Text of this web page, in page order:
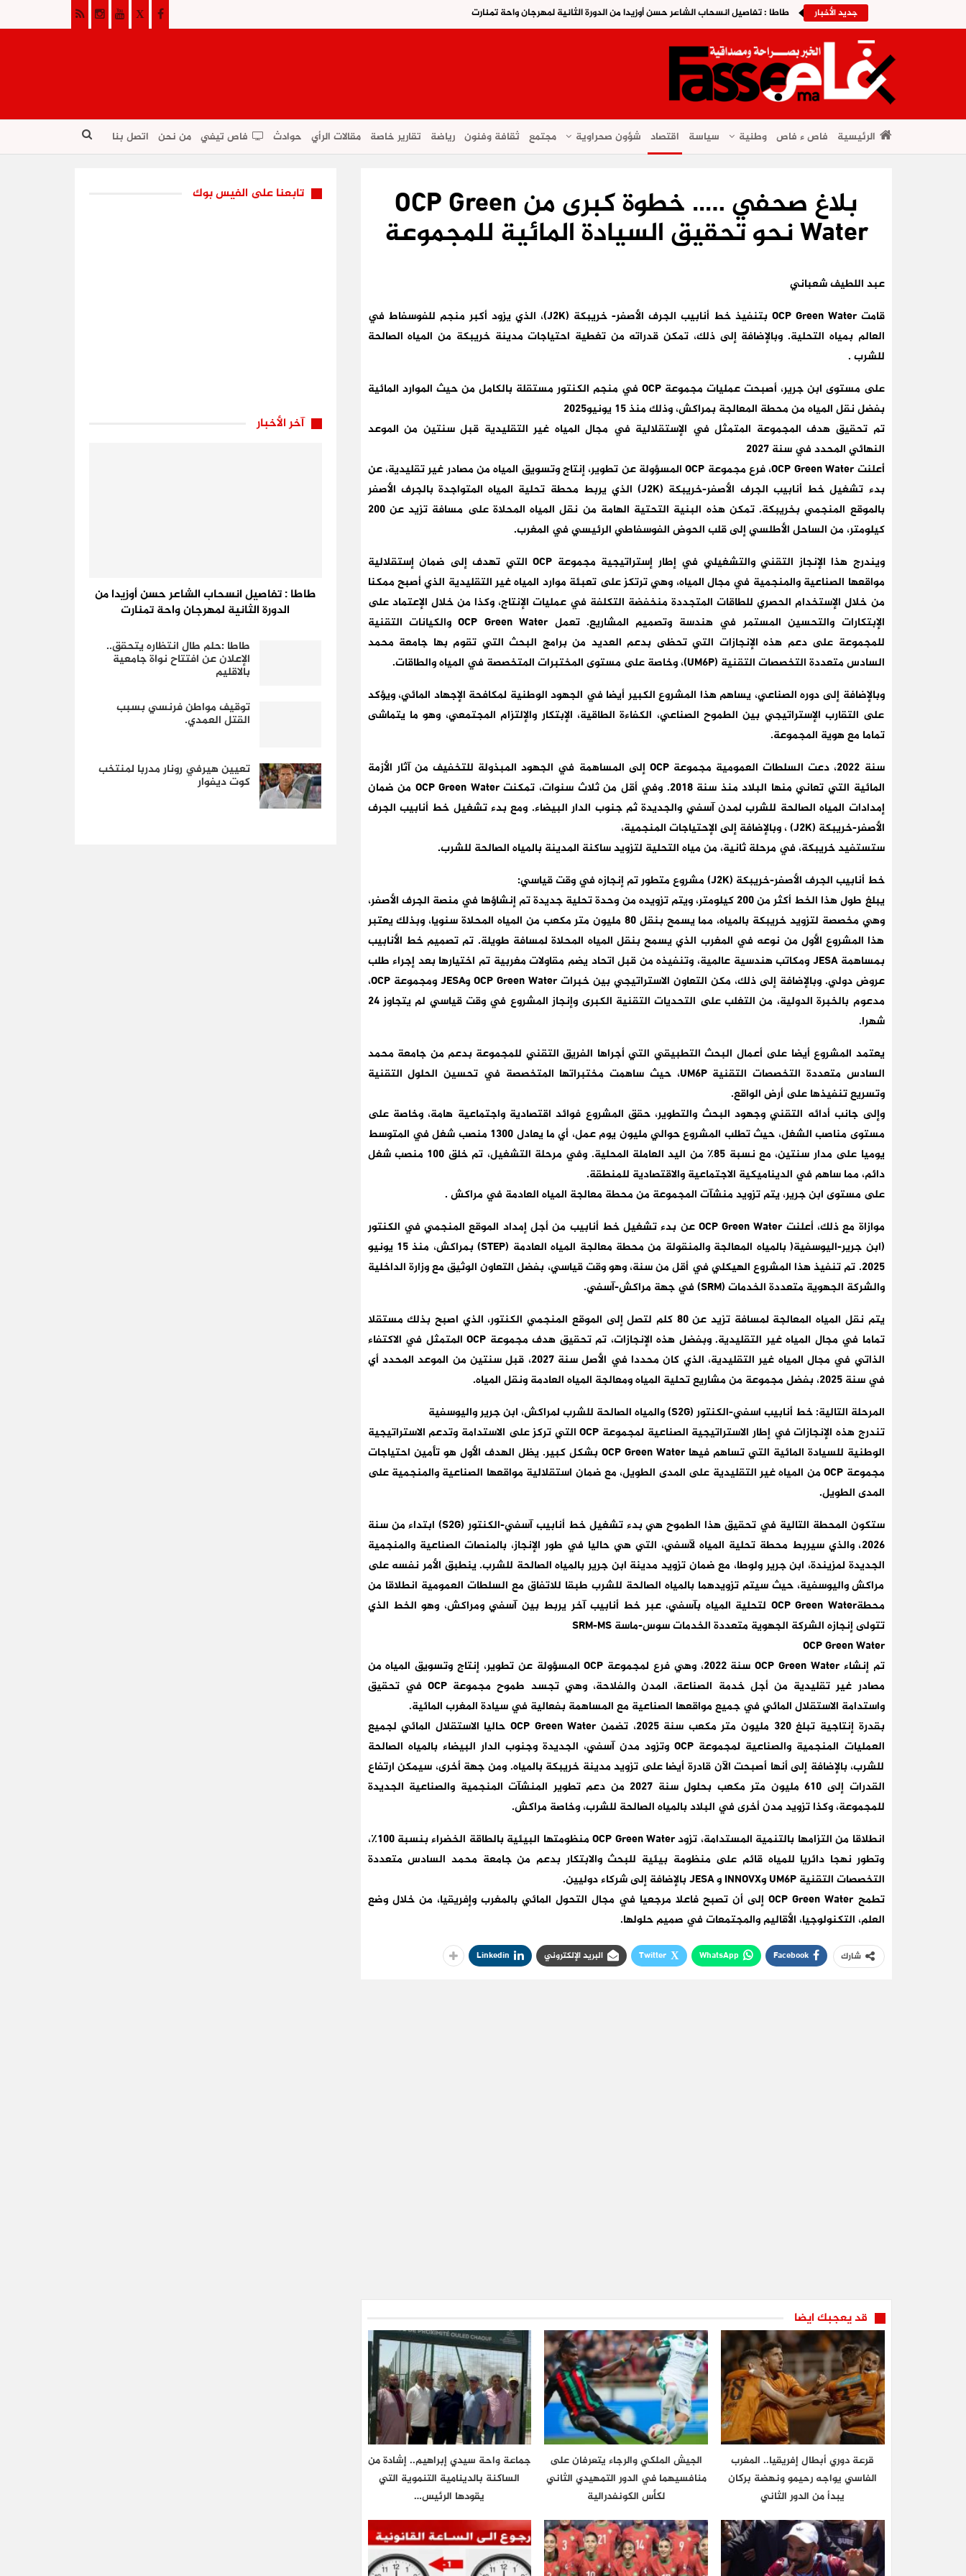
جديد الأخبار طاطا : تفاصيل انسحاب الشاعر حسن أوزيدا من الدورة الثانية لمهرجان واحة تمنارت
الرئيسية فاص ء فاص وطنية سياسة اقتصاد شؤون صحراوية مجتمع ثقافة وفنون رياضة تقارير خاصة مقالات الرأي حوادث فاص تيفي من نحن اتصل بنا
بلاغ صحفي ….. خطوة كبرى من OCP Green
Water نحو تحقيق السيادة المائية للمجموعة
عبد اللطيف شعباني
قامت OCP Green Water بتنفيذ خط أنابيب الجرف الأصفر- خريبكة (J2K)، الذي يزود أكبر منجم للفوسفاط في
العالم بمياه التحلية. وبالإضافة إلى ذلك، تمكن قدراته من تغطية احتياجات مدينة خريبكة من المياه الصالحة
للشرب .
على مستوى ابن جرير، أصبحت عمليات مجموعة OCP في منجم الكنتور مستقلة بالكامل من حيث الموارد المائية
بفضل نقل المياه من محطة المعالجة بمراكش، وذلك منذ 15 يونيو2025
تم تحقيق هدف المجموعة المتمثل في الإستقلالية في مجال المياه غير التقليدية قبل سنتين من الموعد
النهائي المحدد في سنة 2027
أعلنت OCP Green Water، فرع مجموعة OCP المسؤولة عن تطوير، إنتاج وتسويق المياه من مصادر غير تقليدية، عن
بدء تشغيل خط أنابيب الجرف الأصفر-خريبكة (J2K) الذي يربط محطة تحلية المياه المتواجدة بالجرف الأصفر
بالموقع المنجمي بخريبكة. تمكن هذه البنية التحتية الهامة من نقل المياه المحلاة على مسافة تزيد عن 200
كيلومتر، من الساحل الأطلسي إلى قلب الحوض الفوسفاطي الرئيسي في المغرب.
ويندرج هذا الإنجاز التقني والتشغيلي في إطار إستراتيجية مجموعة OCP التي تهدف إلى ضمان إستقلالية
مواقعها الصناعية والمنجمية في مجال المياه، وهي ترتكز على تعبئة موارد المياه غير التقليدية الذي أصبح ممكنا
من خلال الإستخدام الحصري للطاقات المتجددة منخفضة التكلفة في عمليات الإنتاج، وكذا من خلال الإعتماد على
الإبتكارات والتحسين المستمر في هندسة وتصميم المشاريع. تعمل OCP Green Water والكيانات التقنية
للمجموعة على دعم هذه الإنجازات التي تحظى بدعم العديد من برامج البحث التي تقوم بها جامعة محمد
السادس متعددة التخصصات التقنية (UM6P)، وخاصة على مستوى المختبرات المتخصصة في المياه والطاقات.
وبالإضافة إلى دوره الصناعي، يساهم هذا المشروع الكبير أيضا في الجهود الوطنية لمكافحة الإجهاد المائي، ويؤكد
على التقارب الإستراتيجي بين الطموح الصناعي، الكفاءة الطاقية، الإبتكار والإلتزام المجتمعي، وهو ما يتماشى
تماما مع هوية المجموعة.
سنة 2022، دعت السلطات العمومية مجموعة OCP إلى المساهمة في الجهود المبذولة للتخفيف من آثار الأزمة
المائية التي تعاني منها البلاد منذ سنة 2018. وفي أقل من ثلاث سنوات، تمكنت OCP Green Water من ضمان
إمدادات المياه الصالحة للشرب لمدن آسفي والجديدة ثم جنوب الدار البيضاء. ومع بدء تشغيل خط أنابيب الجرف
الأصفر-خريبكة (J2K) ، وبالإضافة إلى الإحتياجات المنجمية،
ستستفيد خريبكة، في مرحلة ثانية، من مياه التحلية لتزويد ساكنة المدينة بالمياه الصالحة للشرب.
خط أنابيب الجرف الأصفر-خريبكة (J2K) مشروع متطور تم إنجازه في وقت قياسي:
يبلغ طول هذا الخط أكثر من 200 كيلومتر، ويتم تزويده من وحدة تحلية جديدة تم إنشاؤها في منصة الجرف الأصفر،
وهي مخصصة لتزويد خريبكة بالمياه، مما يسمح بنقل 80 مليون متر مكعب من المياه المحلاة سنويا، وبذلك يعتبر
هذا المشروع الأول من نوعه في المغرب الذي يسمح بنقل المياه المحلاة لمسافة طويلة. تم تصميم خط الأنابيب
بمساهمة JESA ومكاتب هندسية عالمية، وتنفيذه من قبل اتحاد يضم مقاولات مغربية تم اختيارها بعد إجراء طلب
عروض دولي. وبالإضافة إلى ذلك، مكن التعاون الاستراتيجي بين خبرات OCP Green Water وJESA ومجموعة OCP،
مدعوم بالخبرة الدولية، من التغلب على التحديات التقنية الكبرى وإنجاز المشروع في وقت قياسي لم يتجاوز 24
شهرا.
يعتمد المشروع أيضا على أعمال البحث التطبيقي التي أجراها الفريق التقني للمجموعة بدعم من جامعة محمد
السادس متعددة التخصصات التقنية UM6P، حيث ساهمت مختبراتها المتخصصة في تحسين الحلول التقنية
وتسريع تنفيذها على أرض الواقع.
وإلى جانب أدائه التقني وجهود البحث والتطوير، حقق المشروع فوائد اقتصادية واجتماعية هامة، وخاصة على
مستوى مناصب الشغل، حيث تطلب المشروع حوالي مليون يوم عمل، أي ما يعادل 1300 منصب شغل في المتوسط
يوميا على مدار سنتين، مع نسبة 85٪ من اليد العاملة المحلية. وفي مرحلة التشغيل، تم خلق 100 منصب شغل
دائم، مما ساهم في الديناميكية الاجتماعية والاقتصادية للمنطقة.
على مستوى ابن جرير، يتم تزويد منشآت المجموعة من محطة معالجة المياه العادمة في مراكش .
موازاة مع ذلك، أعلنت OCP Green Water عن بدء تشغيل خط أنابيب من أجل إمداد الموقع المنجمي في الكنتور
(ابن جرير-اليوسفية( بالمياه المعالجة والمنقولة من محطة معالجة المياه العادمة (STEP) بمراكش، منذ 15 يونيو
2025. تم تنفيذ هذا المشروع الهيكلي في أقل من سنة، وهو وقت قياسي، بفضل التعاون الوثيق مع وزارة الداخلية
والشركة الجهوية متعددة الخدمات (SRM) في جهة مراكش-آسفي.
يتم نقل المياه المعالجة لمسافة تزيد عن 80 كلم لتصل إلى الموقع المنجمي الكنتور، الذي اصبح بذلك مستقلا
تماما في مجال المياه غير التقليدية. وبفضل هذه الإنجازات، تم تحقيق هدف مجموعة OCP المتمثل في الاكتفاء
الذاتي في مجال المياه غير التقليدية، الذي كان محددا في الأصل سنة 2027، قبل سنتين من الموعد المحدد أي
في سنة 2025، بفضل مجموعة من مشاريع تحلية المياه ومعالجة المياه العادمة ونقل المياه.
المرحلة التالية: خط أنابيب اسفي-الكنتور (S2G) والمياه الصالحة للشرب لمراكش، ابن جرير واليوسفية
تندرج هذه الإنجازات في إطار الاستراتيجية الصناعية لمجموعة OCP التي تركز على الاستدامة وتدعم الاستراتيجية
الوطنية للسيادة المائية التي تساهم فيها OCP Green Water بشكل كبير. يظل الهدف الأول هو تأمين احتياجات
مجموعة OCP من المياه غير التقليدية على المدى الطويل، مع ضمان استقلالية مواقعها الصناعية والمنجمية على
المدى الطويل.
ستكون المحطة التالية في تحقيق هذا الطموح هي بدء تشغيل خط أنابيب آسفي-الكنتور (S2G) ابتداء من سنة
2026، والذي سيربط محطة تحلية المياه لآسفي، التي هي حاليا في طور الإنجاز، بالمنصات الصناعية والمنجمية
الجديدة لمزيندة، ابن جرير ولوطا، مع ضمان تزويد مدينة ابن جرير بالمياه الصالحة للشرب. ينطبق الأمر نفسه على
مراكش واليوسفية، حيث سيتم تزويدهما بالمياه الصالحة للشرب طبقا للاتفاق مع السلطات العمومية انطلاقا من
محطةOCP Green Water لتحلية المياه بآسفي، عبر خط أنابيب آخر يربط بين آسفي ومراكش، وهو الخط الذي
تتولى إنجازه الشركة الجهوية متعددة الخدمات سوس-ماسة SRM-MS
OCP Green Water
تم إنشاء OCP Green Water سنة 2022، وهي فرع لمجموعة OCP المسؤولة عن تطوير، إنتاج وتسويق المياه من
مصادر غير تقليدية من أجل خدمة الصناعة، المدن والفلاحة، وهي تجسد طموح مجموعة OCP في تحقيق
واستدامة الاستقلال المائي في جميع مواقعها الصناعية مع المساهمة بفعالية في سيادة المغرب المائية.
بقدرة إنتاجية تبلغ 320 مليون متر مكعب سنة 2025، تضمن OCP Green Water حاليا الاستقلال المائي لجميع
العمليات المنجمية والصناعية لمجموعة OCP وتزود مدن آسفي، الجديدة وجنوب الدار البيضاء بالمياه الصالحة
للشرب، بالإضافة إلى أنها أصبحت الآن قادرة أيضا على تزويد مدينة خريبكة بالمياه. ومن جهة أخرى، سيمكن ارتفاع
القدرات إلى 610 مليون متر مكعب بحلول سنة 2027 من دعم تطوير المنشآت المنجمية والصناعية الجديدة
للمجموعة، وكذا تزويد مدن أخرى في البلاد بالمياه الصالحة للشرب، وخاصة مراكش.
انطلاقا من التزامها بالتنمية المستدامة، تزود OCP Green Water منظومتها البيئية بالطاقة الخضراء بنسبة 100٪،
وتطور نهجا دائريا للمياه قائم على منظومة بيئية للبحث والابتكار بدعم من جامعة محمد السادس متعددة
التخصصات التقنية UM6P وINNOVX و JESA بالإضافة إلى شركاء دوليين.
تطمح OCP Green Water إلى أن تصبح فاعلا مرجعيا في مجال التحول المائي بالمغرب وإفريقيا، من خلال وضع
العلم، التكنولوجيا، الأقاليم والمجتمعات في صميم حلولها.
شارك Facebook
WhatsApp
Twitter البريد الإلكتروني Linkedin
قد يعجبك ايضا
قرعة دوري أبطال إفريقيا.. المغرب
الفاسي يواجه رحيمو ونهضة بركان
يبدأ من الدور الثاني
الجيش الملكي والرجاء يتعرفان على
منافسيهما في الدور التمهيدي الثاني
لكأس الكونفدرالية
جماعة واحة سيدي إبراهيم.. إشادة من
الساكنة بالدينامية التنموية التي
يقودها الرئيس…
تابعنا على الفيس بوك
آخر الأخبار
طاطا : تفاصيل انسحاب الشاعر حسن أوزيدا من
الدورة الثانية لمهرجان واحة تمنارت
طاطا :حلم طال انتظاره يتحقق..
الإعلان عن افتتاح نواة جامعية
بالاقليم
توقيف مواطن فرنسي بسبب
القتل العمدي.
تعيين هيرفي رونار مدربا لمنتخب
كوت ديفوار